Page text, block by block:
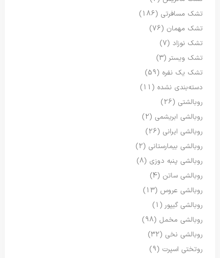
تشک مسافرتی (186)
تشک مهمان (76)
تشک نوزاد (7)
تشک ویستر (3)
تشک یک نفره (59)
دسته‌بندی نشده (11)
روبالشتی (26)
روبالشی ابریشمی (2)
روبالشی ایرانی (26)
روبالشی بیمارستانی (2)
روبالشی پنبه دوزی (8)
روبالشی ساتن (4)
روبالشی عروس (13)
روبالشی گیپور (1)
روبالشی مخمل (98)
روبالشی نخی (32)
روتختی اسپرت (9)